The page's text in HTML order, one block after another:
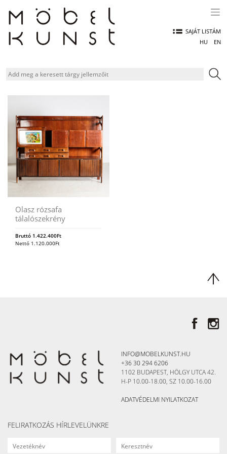
content
SAJÁT LISTÁM
HU
EN
Olasz rózsafa
tálalószekrény
Bruttó 1.422.400Ft
Nettó 1.120.000Ft
INFO@MOBELKUNST.HU
+36 30 294 6206
1102 BUDAPEST, HÖLGY UTCA 42.
H-P 10.00-18.00, SZ 10.00-16.00
ADATVÉDELMI NYILATKOZAT
FELIRATKOZÁS HÍRLEVELÜNKRE